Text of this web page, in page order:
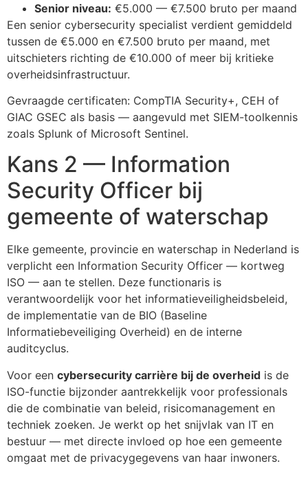
Senior niveau: €5.000 — €7.500 bruto per maand
Een senior cybersecurity specialist verdient gemiddeld
tussen de €5.000 en €7.500 bruto per maand, met
uitschieters richting de €10.000 of meer bij kritieke
overheidsinfrastructuur.
Gevraagde certificaten: CompTIA Security+, CEH of
GIAC GSEC als basis — aangevuld met SIEM-toolkennis
zoals Splunk of Microsoft Sentinel.
Kans 2 — Information
Security Officer bij
gemeente of waterschap
Elke gemeente, provincie en waterschap in Nederland is
verplicht een Information Security Officer — kortweg
ISO — aan te stellen. Deze functionaris is
verantwoordelijk voor het informatieveiligheidsbeleid,
de implementatie van de BIO (Baseline
Informatiebeveiliging Overheid) en de interne
auditcyclus.
Voor een cybersecurity carrière bij de overheid is de
ISO-functie bijzonder aantrekkelijk voor professionals
die de combinatie van beleid, risicomanagement en
techniek zoeken. Je werkt op het snijvlak van IT en
bestuur — met directe invloed op hoe een gemeente
omgaat met de privacygegevens van haar inwoners.